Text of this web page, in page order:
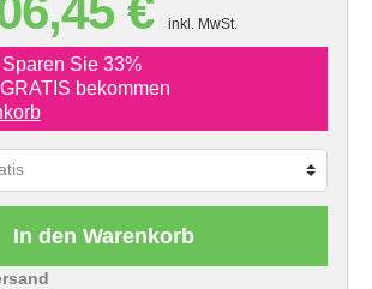
inkl. MwSt.
Sie 33%
bekommen
In den Warenkorb